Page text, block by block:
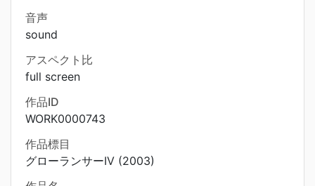
音声
sound
アスペクト比
full screen
作品ID
WORK0000743
作品標目
グローランサーIV (2003)